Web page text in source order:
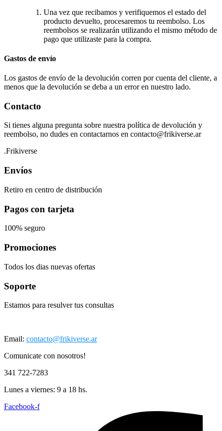
Una vez que recibamos y verifiquemos el estado del
producto devuelto, procesaremos tu reembolso. Los
reembolsos se realizarán utilizando el mismo método de
pago que utilizaste para la compra.
Gastos de envío
Los gastos de envío de la devolución corren por cuenta del cliente, a
menos que la devolución se deba a un error en nuestro lado.
Contacto
Si tienes alguna pregunta sobre nuestra política de devolución y
reembolso, no dudes en contactarnos en contacto@frikiverse.ar
.Frikiverse
Envíos
Retiro en centro de distribución
Pagos con tarjeta
100% seguro
Promociones
Todos los dias nuevas ofertas
Soporte
Estamos para resulver tus consultas
Email: contacto@frikiverse.ar
Comunicate con nosotros!
341 722-7283
Lunes a viernes: 9 a 18 hs.
Facebook-f